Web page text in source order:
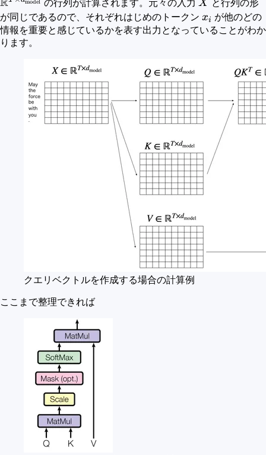
d_{\rm{model}}}
model の行列が計算されます。元々の入力 X
X と行列の形
が同じであるので、それぞれはじめのトークン x_i
xi が他のどの
情報を重要と感じているかを表す出力となっていることがわか
ります。
クエリベクトルを作成する場合の計算例
ここまで整理できれば